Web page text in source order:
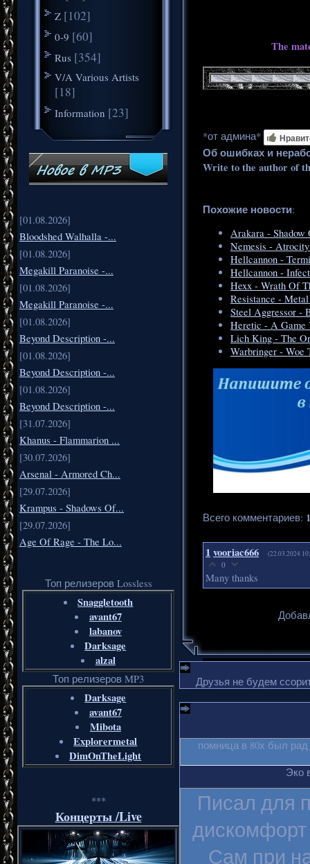
Z [102]
0-9 [60]
Rus [354]
V/A Various Artists
[18]
Information [23]
[01.08.2026]
Bloodshed Walhalla -...
[01.08.2026]
Megakill Paranoise -...
[01.08.2026]
Megakill Paranoise -...
[01.08.2026]
Beyond Description -...
[01.08.2026]
Beyond Description -...
[01.08.2026]
Beyond Description -...
[31.07.2026]
Khanus - Flammarion ...
[30.07.2026]
Arsenal - Armored Ch...
[29.07.2026]
Krampus - Shadows Of...
[29.07.2026]
Age Of Rage - The Lo...
Топ релизеров Lossless
Snaggletooth
avant67
labanov
Darksage
alzal
Топ релизеров MP3
Darksage
avant67
Mibota
Explorermetal
DimOnTheLight
***
Концерты /Live
The
*от админа*
Об ошибках и
Write to the author of
Похожие новости:
Arakara - Shadow
Nemesis -
Hellcannon -
Hellcannon -
Hexx - Wrath Of
Resistance -
Steel Aggressor -
Heretic - A Game
Lich King - The
Warbringer - Woe
Всего комментариев: 1
1vooriac666 (22.03.2024
0
Many thanks
Друзья не будем
помница в 80х был
Эко
Писал для
Сам при